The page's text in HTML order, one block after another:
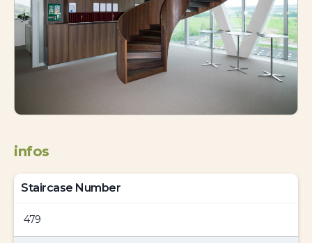
infos
Staircase Number
479